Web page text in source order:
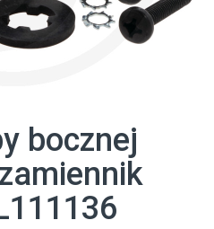
bocznej